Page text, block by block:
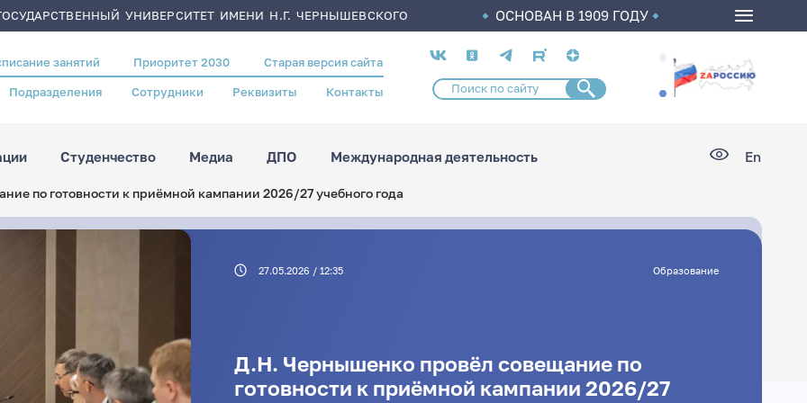
УНИВЕРСИТЕТ ИМЕНИ Н.Г. ЧЕРНЫШЕВСКОГО ОСНОВАН В 1909 ГОДУ
занятий Приоритет 2030 Старая версия сайта
Подразделения Сотрудники Реквизиты Контакты
Социальные
сети
Студенчество Медиа ДПО Международная деятельность En
по готовности к приёмной кампании 2026/27 учебного года
27.05.2026 / 12:35 Образование
Д.Н. Чернышенко провёл совещание по
готовности к приёмной кампании 2026/27